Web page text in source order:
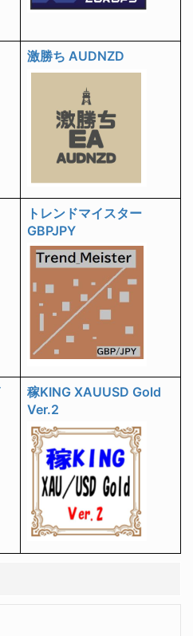
激勝ち AUDNZD
トレンドマイスター
GBPJPY
稼KING XAUUSD Gold
Ver.2